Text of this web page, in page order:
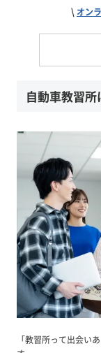
\ オン
自動車教習
「教習所って出会い